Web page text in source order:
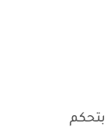
بتحكم